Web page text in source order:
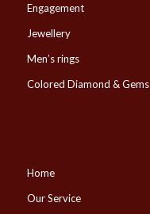
Engagement
Jewellery
Men’s rings
Colored Diamond & Gems
Home
Our Service